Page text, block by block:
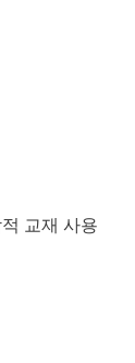
일, 8월 23일 ~
최저가 프로모
사 서비스 혜택
케어, 학비안
만원 대 내외
하 연수 시): 월
교재 사용
진행